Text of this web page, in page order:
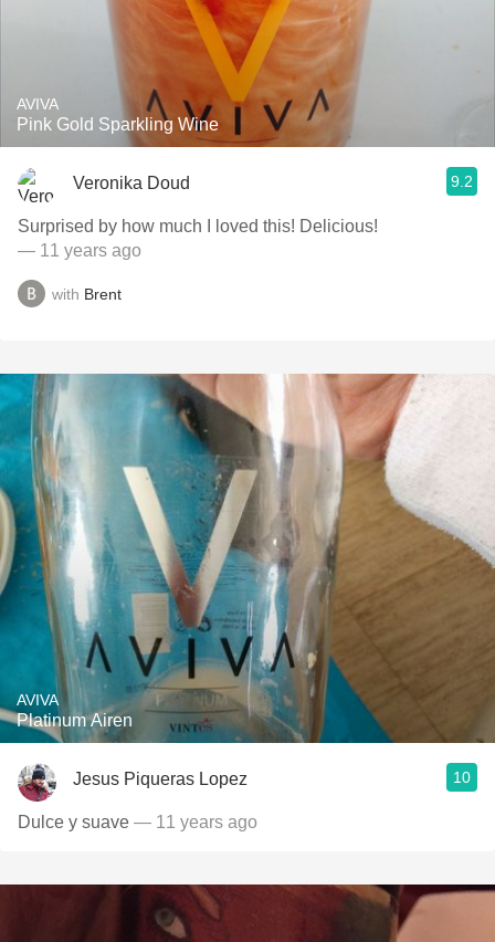
AVIVA
Pink Gold Sparkling Wine
Veronika Doud 9.2
Surprised by how much I loved this! Delicious!
— 11 years ago
with Brent
AVIVA
Platinum Airen
Jesus Piqueras Lopez 10
Dulce y suave — 11 years ago